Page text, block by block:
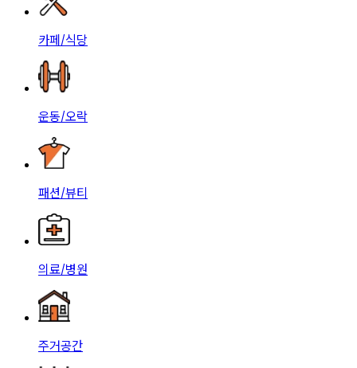
카페/식당
운동/오락
패션/뷰티
의료/병원
주거공간